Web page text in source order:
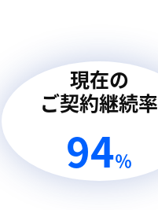
現在の
ご契約継続率
94％